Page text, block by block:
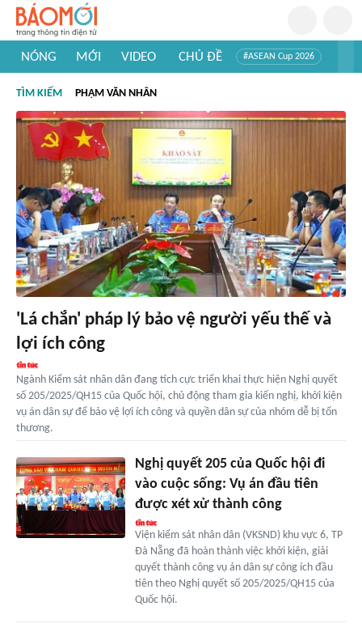
NÓNG MỚI VIDEO CHỦ ĐỀ #ASEAN Cup 2026
#Khám phá thế giới
TÌM KIẾM PHẠM VĂN NHÂN
'Lá chắn' pháp lý bảo vệ người yếu thế và
lợi ích công
Ngành Kiểm sát nhân dân đang tích cực triển khai thực hiện Nghị quyết
số 205/2025/QH15 của Quốc hội, chủ động tham gia kiến nghị, khởi kiện
vụ án dân sự để bảo vệ lợi ích công và quyền dân sự của nhóm dễ bị tổn
thương.
Nghị quyết 205 của Quốc hội đi
vào cuộc sống: Vụ án đầu tiên
được xét xử thành công
Viện kiểm sát nhân dân (VKSND) khu vực 6, TP
Đà Nẵng đã hoàn thành việc khởi kiện, giải
quyết thành công vụ án dân sự công ích đầu
tiên theo Nghị quyết số 205/2025/QH15 của
Quốc hội.